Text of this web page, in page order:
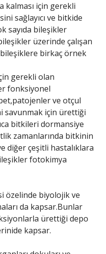
için gerekli
sağlayıcı ve bitkide
sayıda bileşikler
üzerinde çalışan
birkaç örnek
gerekli olan
fonksiyonel
ve otçul
savunmak için ürettiği
bitkileri dormansiye
zamanlarında bitkinin
diğer çeşitli hastalıklara
fotokimya
özelinde biyolojik ve
da kapsar.Bunlar
ürettiği depo
kapsar.